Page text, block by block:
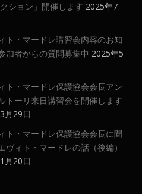
ション」開催します 2025年7
ト・マードレ講習会内容のお知
加者からの質問募集中 2025年5
ト・マードレ保護協会会長アン
トーリ来日講習会を開催します
月29日
ト・マードレ保護協会会長に聞
ヴィト・マードレの話（後編）
月20日